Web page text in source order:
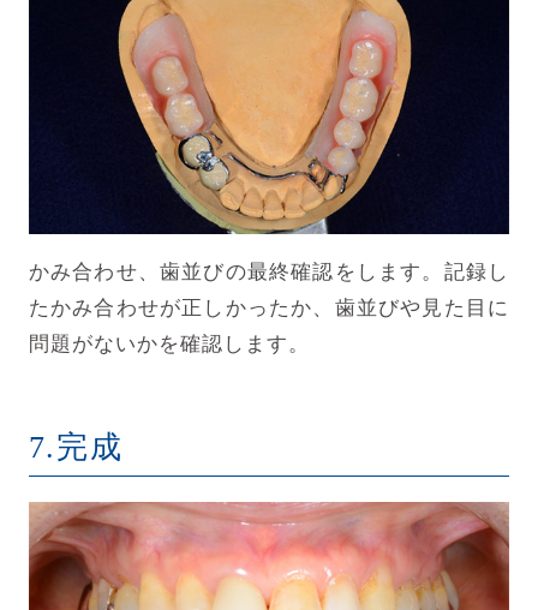
かみ合わせ、歯並びの最終確認をします。記録し
たかみ合わせが正しかったか、歯並びや見た目に
問題がないかを確認します。
7.完成